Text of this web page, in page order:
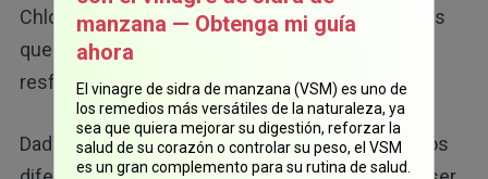
Chlor-Trimeton contiene clorfeniramina, mientras
que muchos tipos de medicamentos para el
resfriado contienen pirilamina.
Dado que hay tantos ingredientes farmacológicos
manzana — Obtenga mi guía
ahora
El vinagre de sidra de manzana (VSM) es uno de
los remedios más versátiles de la naturaleza, ya
sea que quiera mejorar su digestión, reforzar la
salud de su corazón o controlar su peso, el VSM
es un gran complemento para su rutina de salud.